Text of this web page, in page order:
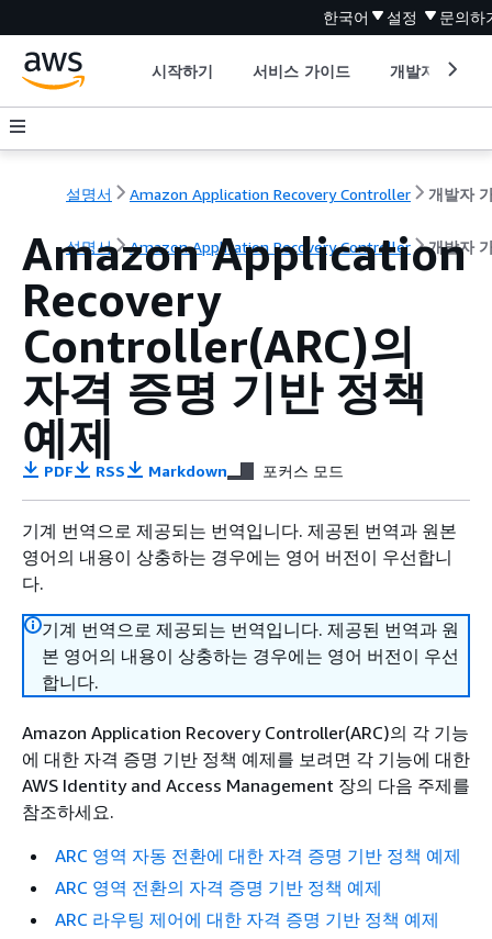
한국어 설정 문의하
시작하기 서비스 가이드 개발자 도구
설명서 Amazon Application Recovery Controller
설명서 Amazon Application Recovery Controller 개발자
Amazon Application
Recovery
Controller(ARC)의
자격 증명 기반 정책
예제
PDF RSS Markdown 포커스 모드
기계 번역으로 제공되는 번역입니다. 제공된 번역과 원본
영어의 내용이 상충하는 경우에는 영어 버전이 우선합니
다.
기계 번역으로 제공되는 번역입니다. 제공된 번역과 원
본 영어의 내용이 상충하는 경우에는 영어 버전이 우선
합니다.
Amazon Application Recovery Controller(ARC)의 각 기능
에 대한 자격 증명 기반 정책 예제를 보려면 각 기능에 대한
AWS Identity and Access Management 장의 다음 주제를
참조하세요.
ARC 영역 자동 전환에 대한 자격 증명 기반 정책 예제
ARC 영역 전환의 자격 증명 기반 정책 예제
ARC 라우팅 제어에 대한 자격 증명 기반 정책 예제